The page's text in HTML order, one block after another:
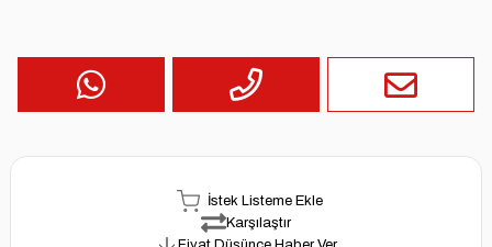
İstek Listeme Ekle
Karşılaştır